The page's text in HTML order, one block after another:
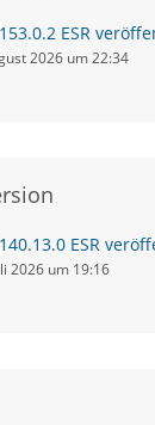
ESR
2026 um 22:34
ESR
2026 um 19:16